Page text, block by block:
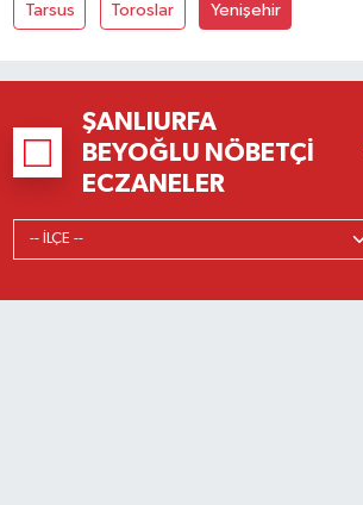
Tarsus Toroslar Yenişehir
ŞANLIURFA
BEYOĞLU NÖBETÇI
ECZANELER